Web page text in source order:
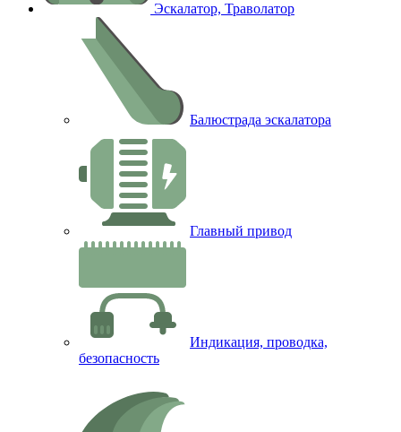
Эскалатор, Траволатор
Балюстрада эскалатора
Главный привод
Индикация, проводка,
безопасность